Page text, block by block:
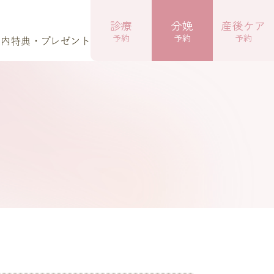
特典・プレゼント
診療
予約
分娩
予約
産後ケア
予約